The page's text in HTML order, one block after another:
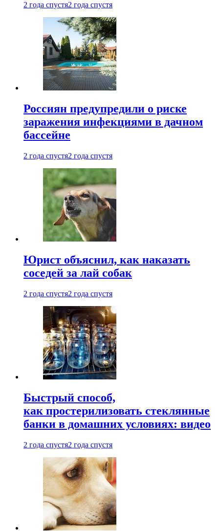
2 года спустя2 года спустя
Россиян предупредили о риске
заражения инфекциями в дачном
бассейне
2 года спустя2 года спустя
Юрист объяснил, как наказать
соседей за лай собак
2 года спустя2 года спустя
Быстрый способ,
как простерилизовать стеклянные
банки в домашних условиях: видео
2 года спустя2 года спустя